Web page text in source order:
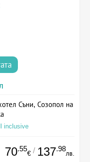
Съни, Созопол на
inclusive
70.55
€ / 137.98
лв.